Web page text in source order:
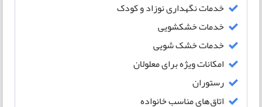
خدمات نگهداری نوزاد و کودک
خدمات خشکشویی
خدمات خشک شویی
امکانات ویژه برای معلولان
رستوران
اتاق‌های مناسب خانواده